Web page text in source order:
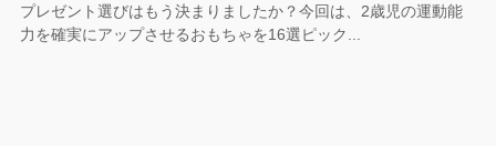
プレゼント選びはもう決まりましたか？今回は、2歳児の運動能
力を確実にアップさせるおもちゃを16選ピック...